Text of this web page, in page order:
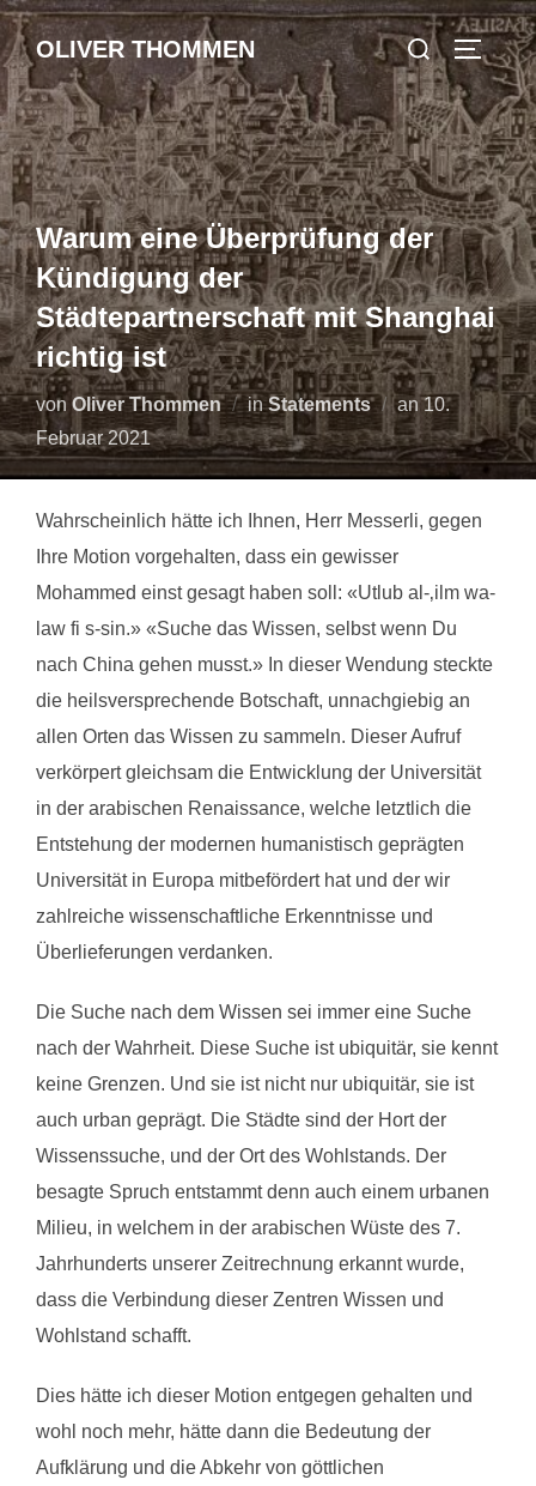
Zum
Inhalt
springen
OLIVER THOMMEN
Suchen
nach:
Warum eine Überprüfung der
Kündigung der
Städtepartnerschaft mit Shanghai
richtig ist
von Oliver Thommen inStatements anVeröffentlicht
am
10.
Februar 2021
Wahrscheinlich hätte ich Ihnen, Herr Messerli, gegen
Ihre Motion vorgehalten, dass ein gewisser
Mohammed einst gesagt haben soll: «Utlub al-‚ilm wa-
law fi s-sin.» «Suche das Wissen, selbst wenn Du
nach China gehen musst.» In dieser Wendung steckte
die heilsversprechende Botschaft, unnachgiebig an
allen Orten das Wissen zu sammeln. Dieser Aufruf
verkörpert gleichsam die Entwicklung der Universität
in der arabischen Renaissance, welche letztlich die
Entstehung der modernen humanistisch geprägten
Universität in Europa mitbefördert hat und der wir
zahlreiche wissenschaftliche Erkenntnisse und
Überlieferungen verdanken.
Die Suche nach dem Wissen sei immer eine Suche
nach der Wahrheit. Diese Suche ist ubiquitär, sie kennt
keine Grenzen. Und sie ist nicht nur ubiquitär, sie ist
auch urban geprägt. Die Städte sind der Hort der
Wissenssuche, und der Ort des Wohlstands. Der
besagte Spruch entstammt denn auch einem urbanen
Milieu, in welchem in der arabischen Wüste des 7.
Jahrhunderts unserer Zeitrechnung erkannt wurde,
dass die Verbindung dieser Zentren Wissen und
Wohlstand schafft.
Dies hätte ich dieser Motion entgegen gehalten und
wohl noch mehr, hätte dann die Bedeutung der
Aufklärung und die Abkehr von göttlichen